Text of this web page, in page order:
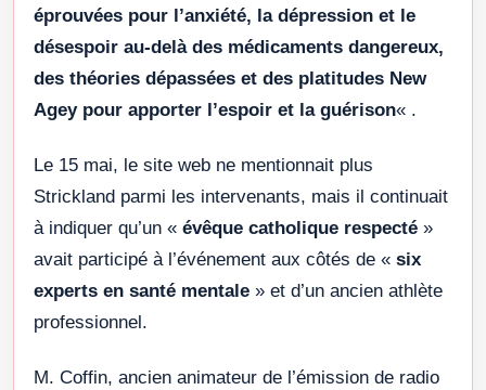
éprouvées pour l’anxiété, la dépression et le
désespoir au-delà des médicaments dangereux,
des théories dépassées et des platitudes New
Agey pour apporter l’espoir et la guérison« .
Le 15 mai, le site web ne mentionnait plus
Strickland parmi les intervenants, mais il continuait
à indiquer qu’un « évêque catholique respecté »
avait participé à l’événement aux côtés de « six
experts en santé mentale » et d’un ancien athlète
professionnel.
M. Coffin, ancien animateur de l’émission de radio